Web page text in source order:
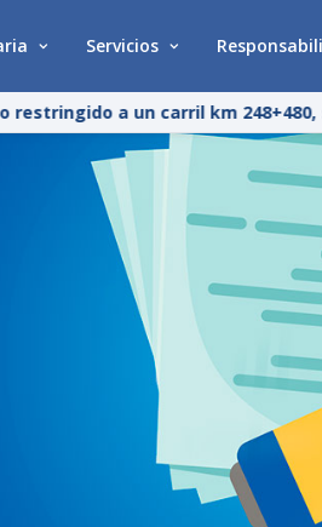
Servicios
a un carril km 248+480,